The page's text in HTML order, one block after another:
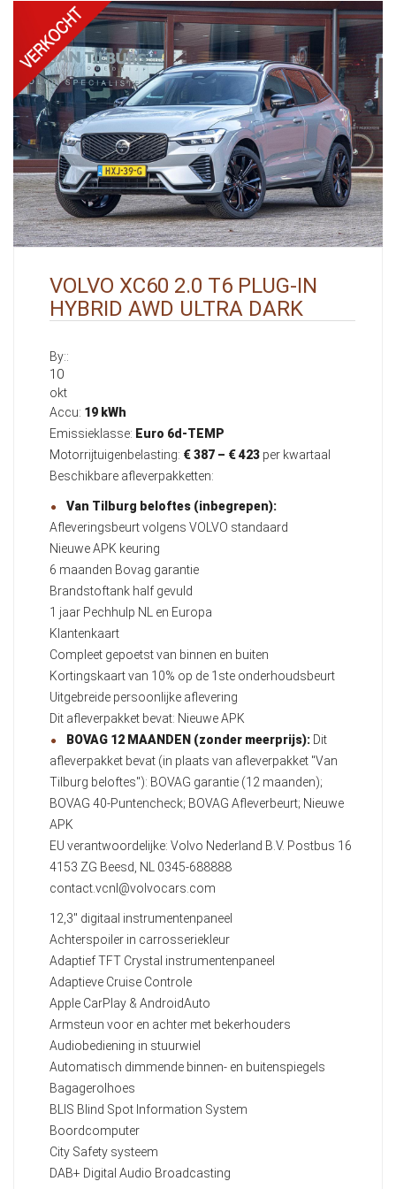
VOLVO XC60 2.0 T6 PLUG-IN
HYBRID AWD ULTRA DARK
By::
10
okt
Accu: 19 kWh
Emissieklasse: Euro 6d-TEMP
Motorrijtuigenbelasting: € 387 – € 423 per kwartaal
Beschikbare afleverpakketten:
Van Tilburg beloftes (inbegrepen):
Afleveringsbeurt volgens VOLVO standaard
Nieuwe APK keuring
6 maanden Bovag garantie
Brandstoftank half gevuld
1 jaar Pechhulp NL en Europa
Klantenkaart
Compleet gepoetst van binnen en buiten
Kortingskaart van 10% op de 1ste onderhoudsbeurt
Uitgebreide persoonlijke aflevering
Dit afleverpakket bevat: Nieuwe APK
BOVAG 12 MAANDEN (zonder meerprijs): Dit
afleverpakket bevat (in plaats van afleverpakket "Van
Tilburg beloftes"): BOVAG garantie (12 maanden);
BOVAG 40-Puntencheck; BOVAG Afleverbeurt; Nieuwe
APK
EU verantwoordelijke: Volvo Nederland B.V. Postbus 16
4153 ZG Beesd, NL 0345-688888
contact.vcnl@volvocars.com
12,3" digitaal instrumentenpaneel
Achterspoiler in carrosseriekleur
Adaptief TFT Crystal instrumentenpaneel
Adaptieve Cruise Controle
Apple CarPlay & AndroidAuto
Armsteun voor en achter met bekerhouders
Audiobediening in stuurwiel
Automatisch dimmende binnen- en buitenspiegels
Bagagerolhoes
BLIS Blind Spot Information System
Boordcomputer
City Safety systeem
DAB+ Digital Audio Broadcasting